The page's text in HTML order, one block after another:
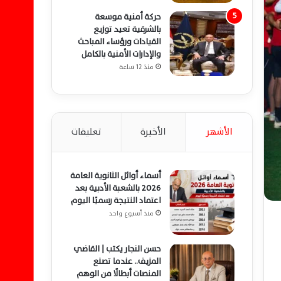
حركة أمنية موسعة
بالشرقية تعيد توزيع
القيادات ورؤساء المباحث
والإدارات الأمنية بالكامل
منذ 12 ساعة
الأشهر الأخيرة تعليقات
أسماء أوائل الثانوية العامة
2026 بالشعبة الأدبية بعد
اعتماد النتيجة رسميًا اليوم
منذ أسبوع واحد
حسن النجار يكتب | القاضي
المزيف.. عندما تصنع
المنصات أبطالًا من الوهم